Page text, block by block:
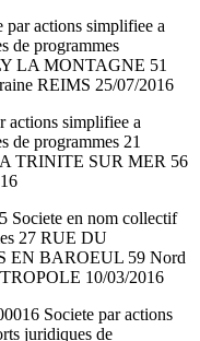
actions simplifiee a
de programmes
LA MONTAGNE 51
REIMS 25/07/2016
actions simplifiee a
de programmes 21
TRINITE SUR MER 56
Societe en nom collectif
27 RUE DU
EN BAROEUL 59 Nord
10/03/2016
Societe par actions
juridiques de